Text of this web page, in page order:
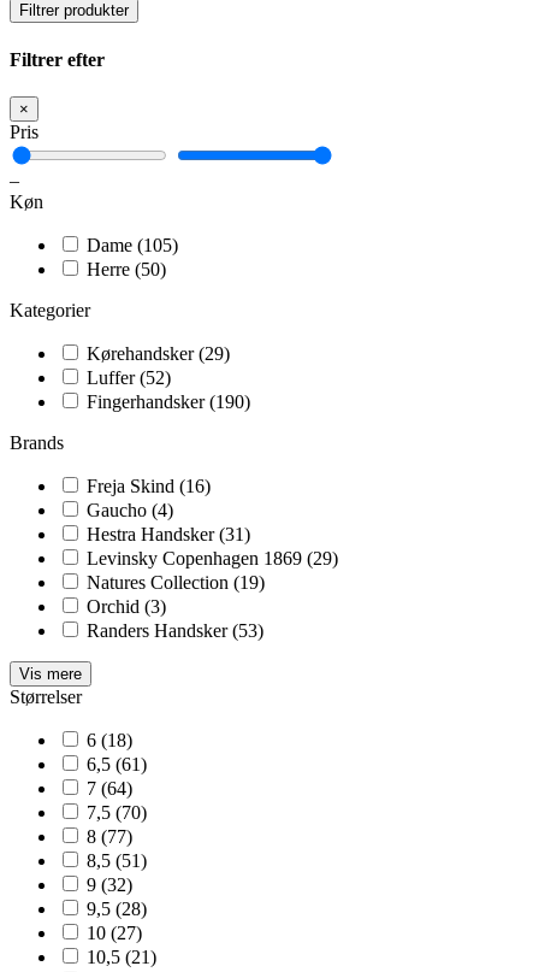
Filtrer produkter
Filtrer efter
×
Pris
–
Køn
Dame (105)
Herre (50)
Kategorier
Kørehandsker (29)
Luffer (52)
Fingerhandsker (190)
Brands
Freja Skind (16)
Gaucho (4)
Hestra Handsker (31)
Levinsky Copenhagen 1869 (29)
Natures Collection (19)
Orchid (3)
Randers Handsker (53)
Vis mere
Størrelser
6 (18)
6,5 (61)
7 (64)
7,5 (70)
8 (77)
8,5 (51)
9 (32)
9,5 (28)
10 (27)
10,5 (21)